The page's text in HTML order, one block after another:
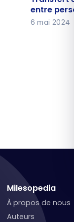
points
complet
entre
6 mai 2024
Milesopedia
À propos de nous
Auteurs